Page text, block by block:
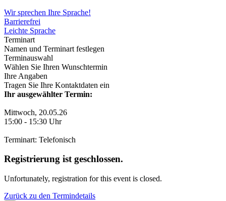
Wir sprechen Ihre Sprache!
Barrierefrei
Leichte Sprache
Terminart
Namen und Terminart festlegen
Terminauswahl
Wählen Sie Ihren Wunschtermin
Ihre Angaben
Tragen Sie Ihre Kontaktdaten ein
Ihr ausgewählter Termin:
Mittwoch, 20.05.26
15:00 - 15:30 Uhr
Terminart: Telefonisch
Registrierung ist geschlossen.
Unfortunately, registration for this event is closed.
Zurück zu den Termindetails